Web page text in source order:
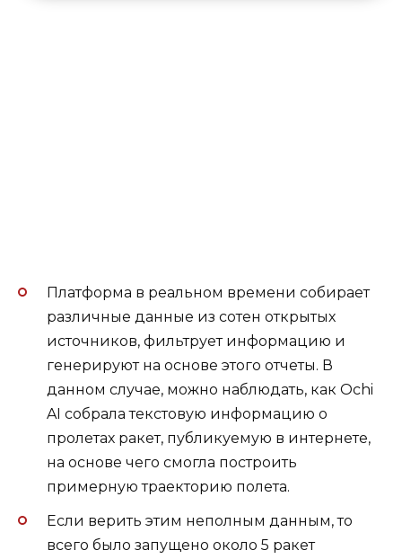
Платформа в реальном времени собирает
различные данные из сотен открытых
источников, фильтрует информацию и
генерируют на основе этого отчеты. В
данном случае, можно наблюдать, как Ochi
AI собрала текстовую информацию о
пролетах ракет, публикуемую в интернете,
на основе чего смогла построить
примерную траекторию полета.
Если верить этим неполным данным, то
всего было запущено около 5 ракет